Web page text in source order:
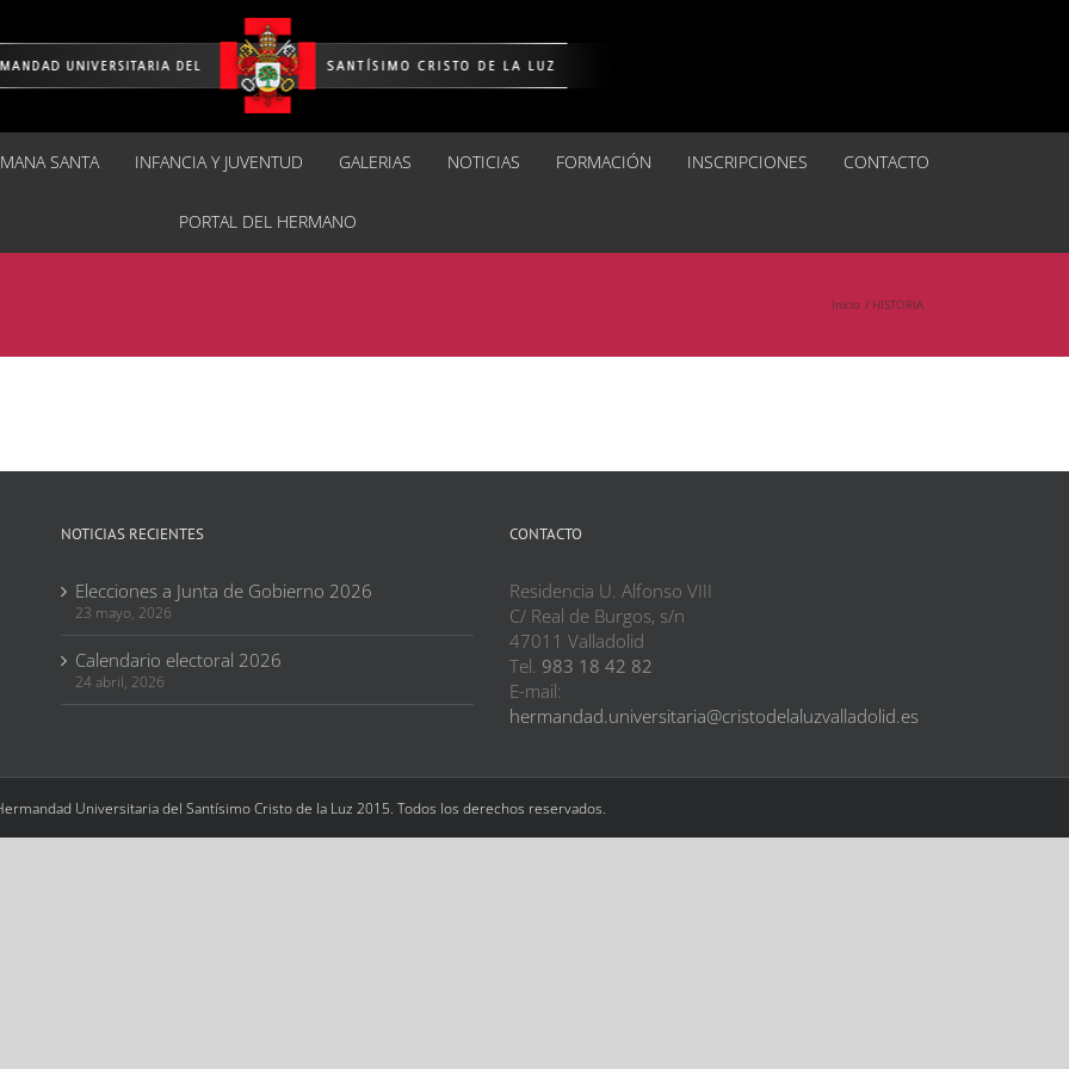
SANTA INFANCIA Y JUVENTUD GALERIAS NOTICIAS FORMACIÓN INSCRIPCIONES CONTACTO
PORTAL DEL HERMANO
Inicio HISTORIA
NOTICIAS RECIENTES
Elecciones a Junta de Gobierno 2026
23 mayo, 2026
Calendario electoral 2026
24 abril, 2026
CONTACTO
Residencia U. Alfonso VIII
C/ Real de Burgos, s/n
47011 Valladolid
Tel. 983 18 42 82
E-mail:
hermandad.universitaria@cristodelaluzvalladolid.es
Universitaria del Santísimo Cristo de la Luz 2015. Todos los derechos reservados.